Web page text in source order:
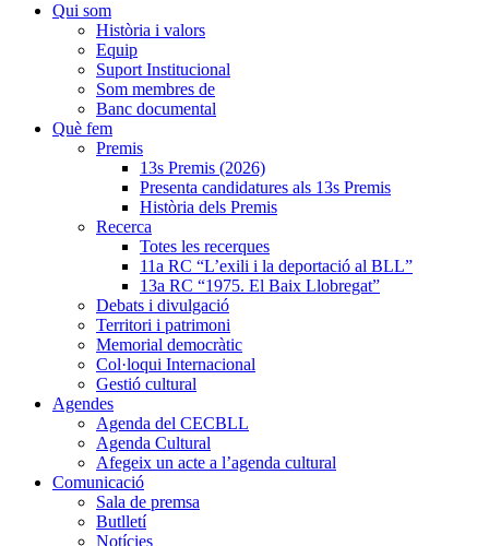
Qui som
Història i valors
Equip
Suport Institucional
Som membres de
Banc documental
Què fem
Premis
13s Premis (2026)
Presenta candidatures als 13s Premis
Història dels Premis
Recerca
Totes les recerques
11a RC “L’exili i la deportació al BLL”
13a RC “1975. El Baix Llobregat”
Debats i divulgació
Territori i patrimoni
Memorial democràtic
Col·loqui Internacional
Gestió cultural
Agendes
Agenda del CECBLL
Agenda Cultural
Afegeix un acte a l’agenda cultural
Comunicació
Sala de premsa
Butlletí
Notícies